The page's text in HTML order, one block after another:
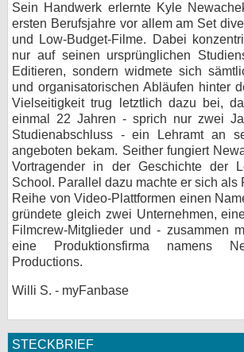
Sein Handwerk erlernte Kyle
ersten Berufsjahre vor allem am Set
und Low-Budget-Filme. Dabei
nur auf seinen ursprünglichen
Editieren, sondern widmete sich
und organisatorischen Abläufen hinter
Vielseitigkeit trug letztlich dazu bei,
einmal 22 Jahren - sprich nur zwei
Studienabschluss - ein Lehramt an
angeboten bekam. Seither fungiert
Vortragender in der Geschichte der
School. Parallel dazu machte er sich als
Reihe von Video-Plattformen einen
gründete gleich zwei Unternehmen,
Filmcrew-Mitglieder und - zusammen
eine Produktionsfirma namens
Productions.
Willi S. - myFanbase
STECKBRIEF
Datenschutz
Cookie-
Impressum
Desktop-Ansicht
myFanbase